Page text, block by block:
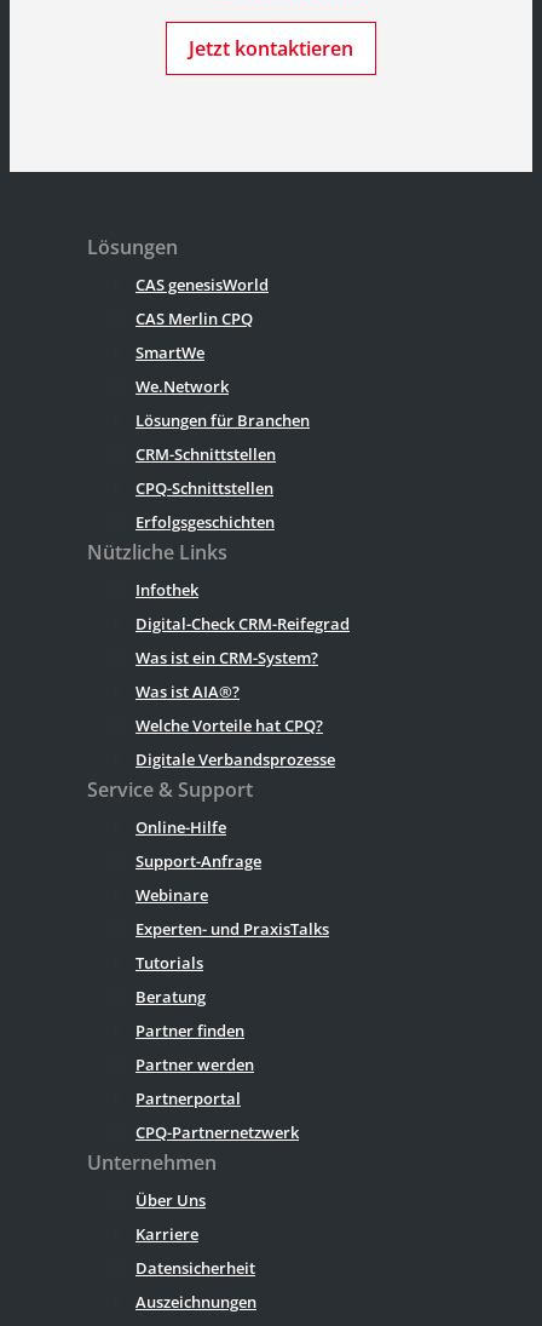
Jetzt kontaktieren
Lösungen
CAS genesisWorld
CAS Merlin CPQ
SmartWe
We.Network
Lösungen für Branchen
CRM-Schnittstellen
CPQ-Schnittstellen
Erfolgsgeschichten
Nützliche Links
Infothek
Digital-Check CRM-Reifegrad
Was ist ein CRM-System?
Was ist AIA®?
Welche Vorteile hat CPQ?
Digitale Verbandsprozesse
Service & Support
Online-Hilfe
Support-Anfrage
Webinare
Experten- und PraxisTalks
Tutorials
Beratung
Partner finden
Partner werden
Partnerportal
CPQ-Partnernetzwerk
Unternehmen
Über Uns
Karriere
Datensicherheit
Auszeichnungen